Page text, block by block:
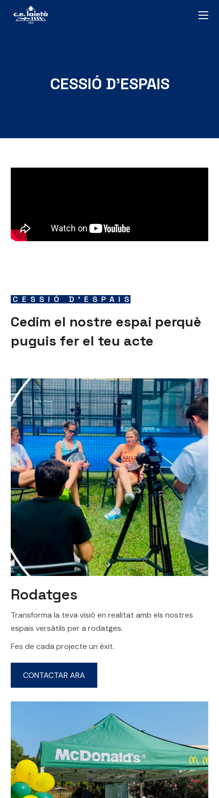
CESSIÓ D’ESPAIS
CESSIÓ D'ESPAIS
Cedim el nostre espai perquè
puguis fer el teu acte
Rodatges
Transforma la teva visió en realitat amb els nostres
espais versàtils per a rodatges.
Fes de cada projecte un èxit.
CONTACTAR ARA